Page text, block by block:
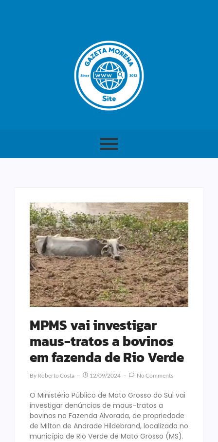
MPMS vai investigar
maus-tratos a bovinos
em fazenda de Rio Verde
By Roberto Costa 12/09/2024 No Comments
O Ministério Público de Mato Grosso do Sul vai
investigar denúncias de maus-tratos a
bovinos na Fazenda Alvorada, de propriedade
de Milton de Andrade Hildebrand, localizada no
município de Rio Verde de Mato Grosso (MS).